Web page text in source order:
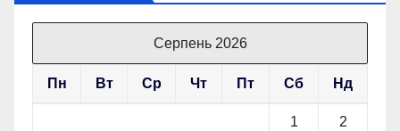
Серпень 2026
Пн Вт Ср Чт Пт Сб Нд
1 2